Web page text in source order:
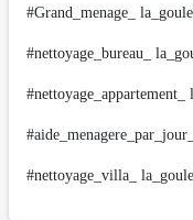
#Grand_menage_
#nettoyage_bureau_
#nettoyage_appartement_
#nettoyage_villa_